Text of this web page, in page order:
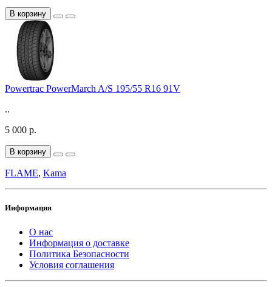
В корзину
Powertrac PowerMarch A/S 195/55 R16 91V
..
5 000 р.
В корзину
FLAME, Kama
Информация
О нас
Информация о доставке
Политика Безопасности
Условия соглашения